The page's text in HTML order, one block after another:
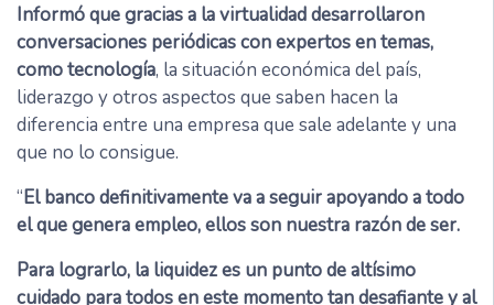
Informó que gracias a la virtualidad desarrollaron
conversaciones periódicas con expertos en temas,
como tecnología, la situación económica del país,
liderazgo y otros aspectos que saben hacen la
diferencia entre una empresa que sale adelante y una
que no lo consigue.
“El banco definitivamente va a seguir apoyando a todo
el que genera empleo, ellos son nuestra razón de ser.
Para lograrlo, la liquidez es un punto de altísimo
cuidado para todos en este momento tan desafiante y al